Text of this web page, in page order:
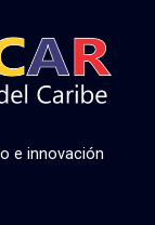
e innovación